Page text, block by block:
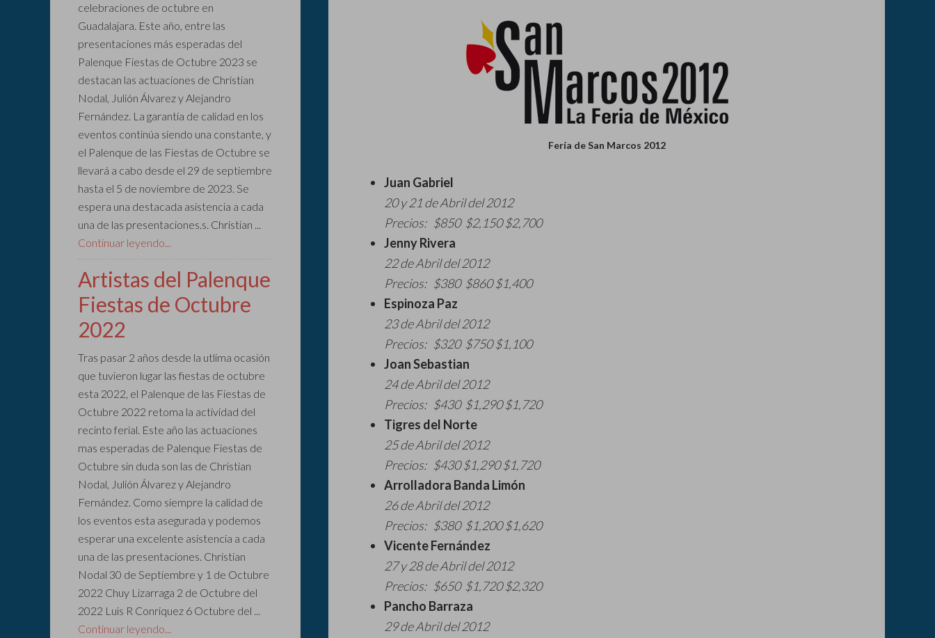
Fería de San Marcos 2012
Juan Gabriel
20 y 21 de Abril del 2012
Precios: $850 $2,150 $2,700
Jenny Rivera
22 de Abril del 2012
Precios: $380 $860 $1,400
Espinoza Paz
23 de Abril del 2012
Precios: $320 $750 $1,100
Joan Sebastian
24 de Abril del 2012
Precios: $430 $1,290 $1,720
Tigres del Norte
25 de Abril del 2012
Precios: $430 $1,290 $1,720
Arrolladora Banda Limón
26 de Abril del 2012
Precios: $380 $1,200 $1,620
Vicente Fernández
27 y 28 de Abril del 2012
Precios: $650 $1,720 $2,320
Pancho Barraza
29 de Abril del 2012
celebraciones de octubre en
Guadalajara. Este año, entre las
presentaciones más esperadas del
Palenque Fiestas de Octubre 2023 se
destacan las actuaciones de Christian
Nodal, Julión Álvarez y Alejandro
Fernández. La garantía de calidad en los
eventos continúa siendo una constante, y
el Palenque de las Fiestas de Octubre se
llevará a cabo desde el 29 de septiembre
hasta el 5 de noviembre de 2023. Se
espera una destacada asistencia a cada
una de las presentaciones.s. Christian ...
Continuar leyendo...
Artistas del Palenque
Fiestas de Octubre
2022
Tras pasar 2 años desde la utlima ocasión
que tuvieron lugar las fiestas de octubre
esta 2022, el Palenque de las Fiestas de
Octubre 2022 retoma la actividad del
recinto ferial. Este año las actuaciones
mas esperadas de Palenque Fiestas de
Octubre sin duda son las de Christian
Nodal, Julión Álvarez y Alejandro
Fernández. Como siempre la calidad de
los eventos esta asegurada y podemos
esperar una excelente asistencia a cada
una de las presentaciones. Christian
Nodal 30 de Septiembre y 1 de Octubre
2022 Chuy Lizarraga 2 de Octubre del
2022 Luis R Conriquez 6 Octubre del ...
Continuar leyendo...